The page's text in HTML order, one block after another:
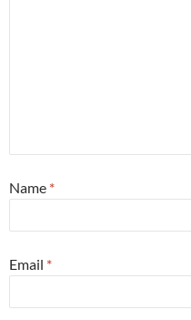
Name *
Email *